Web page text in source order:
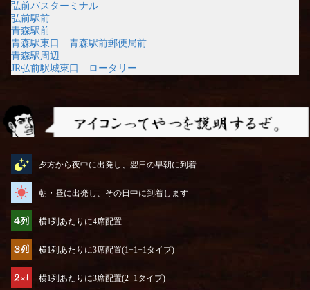
弘前バスターミナル
弘前駅前
青森駅前
青森駅東口 青森駅前郵便局前
青森駅周辺
JR弘前駅城東口 ロータリー
夕方から夜中に出発し、翌日の早朝に到着
朝・昼に出発し、その日中に到着します
横1列あたりに4席配置
横1列あたりに3席配置(1+1+1タイプ)
横1列あたりに3席配置(2+1タイプ)